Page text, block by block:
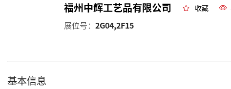
福州中辉工艺品有限公司 收藏
展位号： 2G04,2F15
基本信息